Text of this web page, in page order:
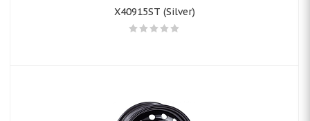
X40915ST (Silver)